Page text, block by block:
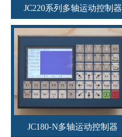
JC220系列多轴运动控制器
JC180-N多轴运动控制器